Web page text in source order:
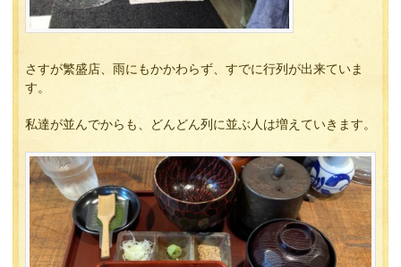
さすが繁盛店、雨にもかかわらず、すでに行列が出来ていま
す。
私達が並んでからも、どんどん列に並ぶ人は増えていきます。